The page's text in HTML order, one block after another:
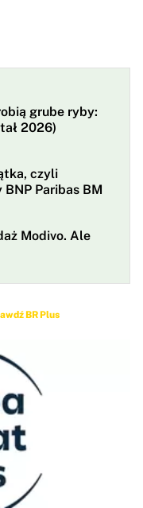
grube ryby:
2026)
czyli
Paribas BM
Modivo. Ale
BR Plus